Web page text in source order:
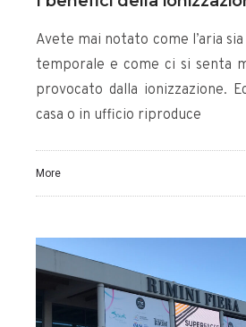
Avete mai notato come l’aria
temporale e come ci si senta
provocato dalla ionizzazione.
casa o in ufficio riproduce
More